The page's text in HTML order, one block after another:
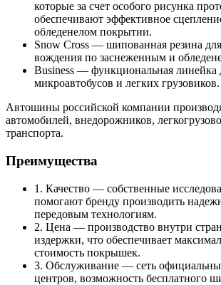
которые за счет особого рисунка
обеспечивают эффективное
обледенелом покрытии.
Snow Cross — шипованная резина
вождения по заснеженным и
Business — функциональная линейка
микроавтобусов и легких грузовиков.
Автошины российской компании
автомобилей, внедорожников,
транспорта.
Преимущества
1. Качество — собственные
помогают бренду производить
передовым технологиям.
2. Цена — производство внутри
издержки, что обеспечивает
стоимость покрышек.
3. Обслуживание — сеть
центров, возможность бесплатного